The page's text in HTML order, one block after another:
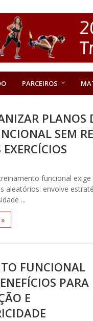
PARCEIROS
PLANOS
SEM
funcional
aleatórios: envolve
...
»
FUNCIONAL
PARA
E